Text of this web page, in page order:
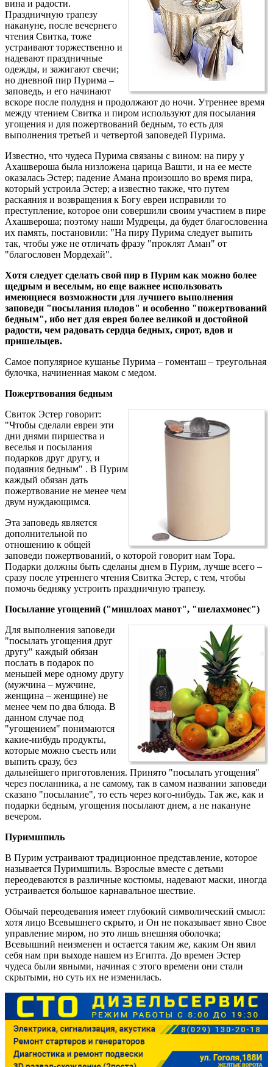
вина и радости.
Праздничную трапезу
накануне, после вечернего
чтения Свитка, тоже
устраивают торжественно и
надевают праздничные
одежды, и зажигают свечи;
но дневной пир Пурима –
заповедь, и его начинают
вскоре после полудня и продолжают до ночи. Утреннее время
между чтением Свитка и пиром используют для посылания
угощения и для пожертвований бедным, то есть для
выполнения третьей и четвертой заповедей Пурима.
Известно, что чудеса Пурима связаны с вином: на пиру у
Ахашвероша была низложена царица Вашти, и на ее месте
оказалась Эстер; падение Амана произошло во время пира,
который устроила Эстер; а известно также, что путем
раскаяния и возвращения к Богу евреи исправили то
преступление, которое они совершили своим участием в пире
Ахашвероша; поэтому наши Мудрецы, да будет благословенна
их память, постановили: "На пиру Пурима следует выпить
так, чтобы уже не отличать фразу "проклят Аман" от
"благословен Мордехай".
Хотя следует сделать свой пир в Пурим как можно более
щедрым и веселым, но еще важнее использовать
имеющиеся возможности для лучшего выполнения
заповеди "посылания плодов" и особенно "пожертвований
бедным", ибо нет для еврея более великой и достойной
радости, чем радовать сердца бедных, сирот, вдов и
пришельцев.
Самое популярное кушанье Пурима – гоменташ – треугольная
булочка, начиненная маком с медом.
Пожертвования бедным
Свиток Эстер говорит:
"Чтобы сделали евреи эти
дни днями пиршества и
веселья и посылания
подарков друг другу, и
подаяния бедным" . В Пурим
каждый обязан дать
пожертвование не менее чем
двум нуждающимся.
Эта заповедь является
дополнительной по
отношению к общей
заповеди пожертвований, о которой говорит нам Тора.
Подарки должны быть сделаны днем в Пурим, лучше всего –
сразу после утреннего чтения Свитка Эстер, с тем, чтобы
помочь бедняку устроить праздничную трапезу.
Посылание угощений ("мишлоах манот", "шелахмонес")
Для выполнения заповеди
"посылать угощения друг
другу" каждый обязан
послать в подарок по
меньшей мере одному другу
(мужчина – мужчине,
женщина – женщине) не
менее чем по два блюда. В
данном случае под
"угощением" понимаются
какие-нибудь продукты,
которые можно съесть или
выпить сразу, без
дальнейшего приготовления. Принято "посылать угощения"
через посланника, а не самому, так в самом названии заповеди
сказано "посылание", то есть через кого-нибудь. Так же, как и
подарки бедным, угощения посылают днем, а не накануне
вечером.
Пуримшпиль
В Пурим устраивают традиционное представление, которое
называется Пуримшпиль. Взрослые вместе с детьми
переодеваются в различные костюмы, надевают маски, иногда
устраивается большое карнавальное шествие.
Обычай переодевания имеет глубокий символический смысл:
хотя лицо Всевышнего скрыто, и Он не показывает явно Свое
управление миром, но это лишь внешняя оболочка;
Всевышний неизменен и остается таким же, каким Он явил
себя нам при выходе нашем из Египта. До времен Эстер
чудеса были явными, начиная с этого времени они стали
скрытыми, но суть их не изменилась.